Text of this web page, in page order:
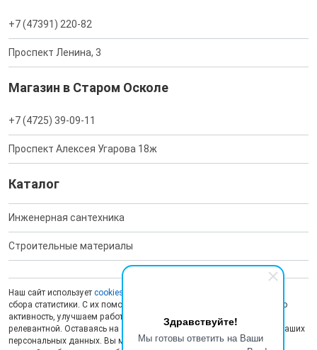
Здравствуйте!
Мы готовы ответить на Ваши
+7 (47391) 220-82
Проспект Ленина, 3
Магазин в Старом Осколе
+7 (4725) 39-09-11
Проспект Алексея Угарова 18ж
Каталог
Инженерная сантехника
Строительные материалы
Наш сайт использует cookies
сбора статистики. С их помощью мы анализируем пользовательскую
активность, улучшаем работу сайта и делаем рекламу более
релевантной. Оставаясь на сайте, вы даете согласие на обработку ваших
персональных данных. Вы можете отключить сохранение cookies в